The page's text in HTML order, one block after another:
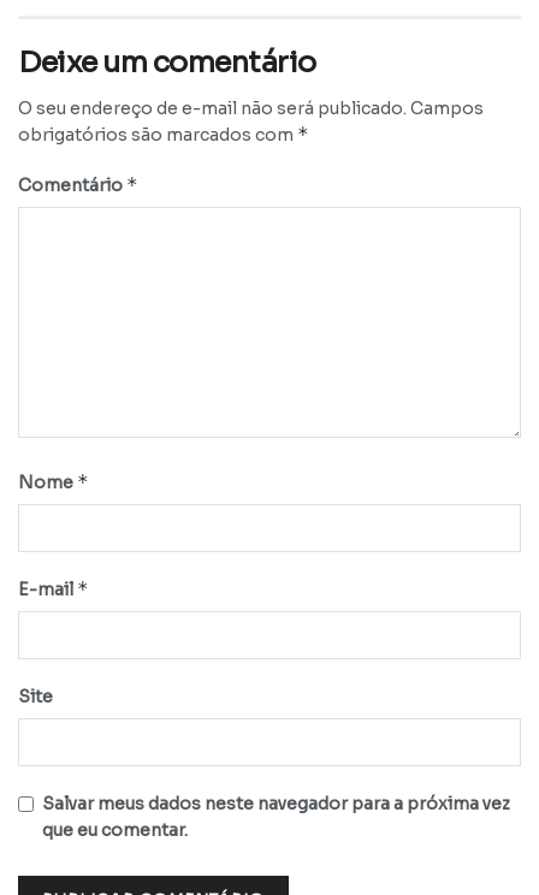
Deixe um comentário
O seu endereço de e-mail não será publicado. Campos
obrigatórios são marcados com *
Comentário *
Nome *
E-mail *
Site
Salvar meus dados neste navegador para a próxima vez
que eu comentar.